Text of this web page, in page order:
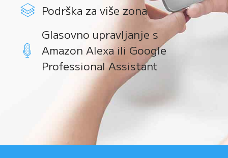
Podrška za više zona
Glasovno upravljanje s
Amazon Alexa ili Google
Professional Assistant